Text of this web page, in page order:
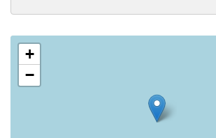
+
−